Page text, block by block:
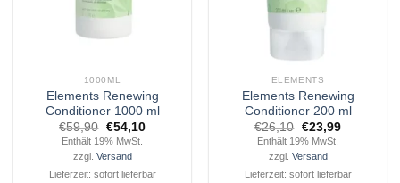
1000ML
Elements Renewing
Conditioner 1000 ml
€59,90 Ursprünglicher
Preis
€59,90
€54,10Aktueller
Enthält 19% MwSt.
zzgl. Versand
Lieferzeit: sofort lieferbar
ELEMENTS
Elements Renewing
Conditioner 200 ml
€26,10 Ursprünglicher
Preis
€26,10
€23,99Aktueller
Enthält 19% MwSt.
zzgl. Versand
Lieferzeit: sofort lieferbar